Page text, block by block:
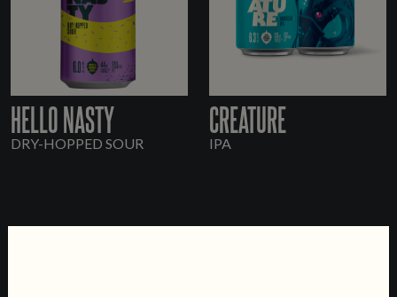
HELLO NASTY
DRY-HOPPED SOUR
CREATURE
IPA